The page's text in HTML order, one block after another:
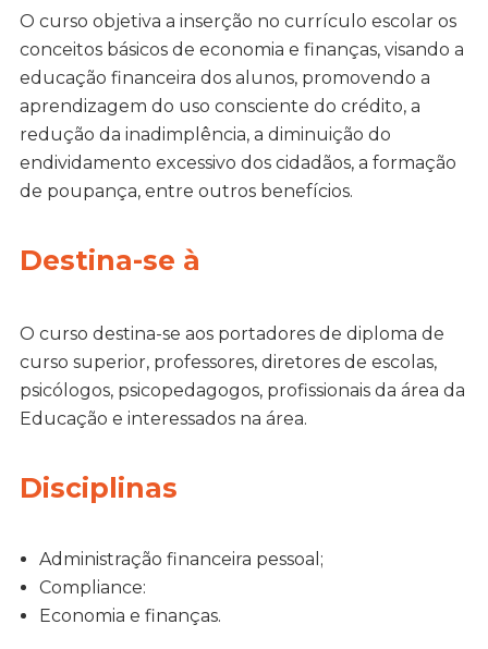
O curso objetiva a inserção no currículo escolar os
conceitos básicos de economia e finanças, visando a
educação financeira dos alunos, promovendo a
aprendizagem do uso consciente do crédito, a
redução da inadimplência, a diminuição do
endividamento excessivo dos cidadãos, a formação
de poupança, entre outros benefícios.
Destina-se à
O curso destina-se aos portadores de diploma de
curso superior, professores, diretores de escolas,
psicólogos, psicopedagogos, profissionais da área da
Educação e interessados na área.
Disciplinas
Administração financeira pessoal;
Compliance:
Economia e finanças.